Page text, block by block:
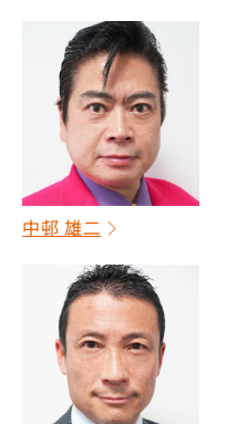
中邨 雄二